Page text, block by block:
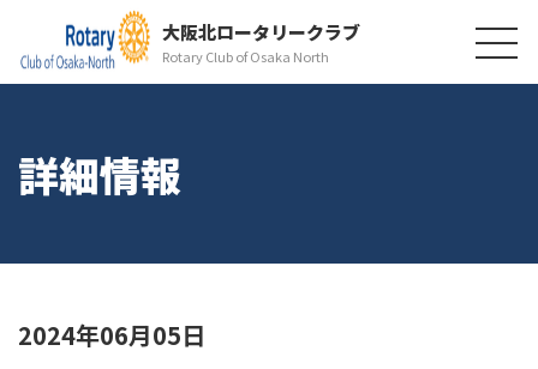
大阪北ロータリークラブ
Rotary Club of Osaka North
詳細情報
2024年06月05日